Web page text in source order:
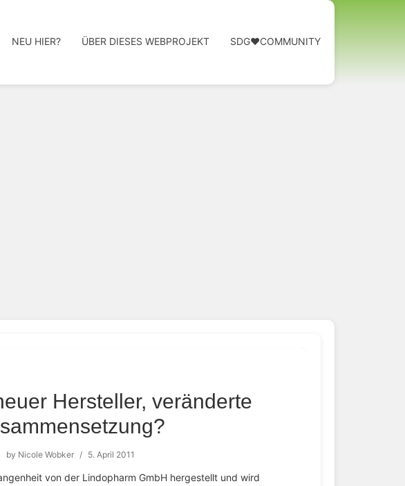
NEU HIER? ÜBER DIESES WEBPROJEKT SDG❤️COMMUNITY
Hersteller, veränderte
by Nicole Wobker / 5. April 2011
von der Lindopharm GmbH hergestellt und wird